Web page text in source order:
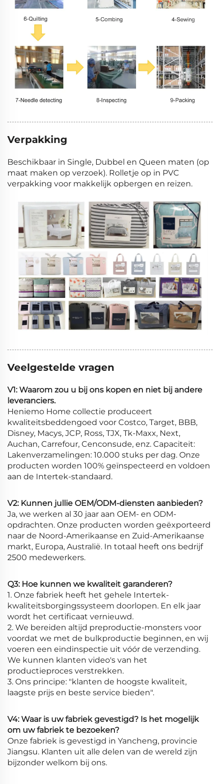
Verpakking
Beschikbaar in Single, Dubbel en Queen maten (op
maat maken op verzoek). Rolletje op in PVC
verpakking voor makkelijk opbergen en reizen.
Veelgestelde vragen
V1: Waarom zou u bij ons kopen en niet bij andere
leveranciers.
Heniemo Home collectie produceert
kwaliteitsbeddengoed voor Costco, Target, BBB,
Disney, Macys, JCP, Ross, TJX, Tk-Maxx, Next,
Auchan, Carrefour, Cenconsude, enz. Capaciteit:
Lakenverzamelingen: 10.000 stuks per dag. Onze
producten worden 100% geïnspecteerd en voldoen
aan de Intertek-standaard.
V2: Kunnen jullie OEM/ODM-diensten aanbieden?
Ja, we werken al 30 jaar aan OEM- en ODM-
opdrachten. Onze producten worden geëxporteerd
naar de Noord-Amerikaanse en Zuid-Amerikaanse
markt, Europa, Australië. In totaal heeft ons bedrijf
2500 medewerkers.
Q3: Hoe kunnen we kwaliteit garanderen?
1. Onze fabriek heeft het gehele Intertek-
kwaliteitsborgingssysteem doorlopen. En elk jaar
wordt het certificaat vernieuwd.
2. We bereiden altijd preproductie-monsters voor
voordat we met de bulkproductie beginnen, en wij
voeren een eindinspectie uit vóór de verzending.
We kunnen klanten video's van het
productieproces verstrekken.
3. Ons principe: "klanten de hoogste kwaliteit,
laagste prijs en beste service bieden".
V4: Waar is uw fabriek gevestigd? Is het mogelijk
om uw fabriek te bezoeken?
Onze fabriek is gevestigd in Yancheng, provincie
Jiangsu. Klanten uit alle delen van de wereld zijn
bijzonder welkom bij ons.